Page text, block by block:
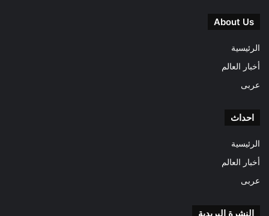
About Us
الرئيسية
أخبار العالم
عربى
احداث
الرئيسية
أخبار العالم
عربى
النشرة البريدية